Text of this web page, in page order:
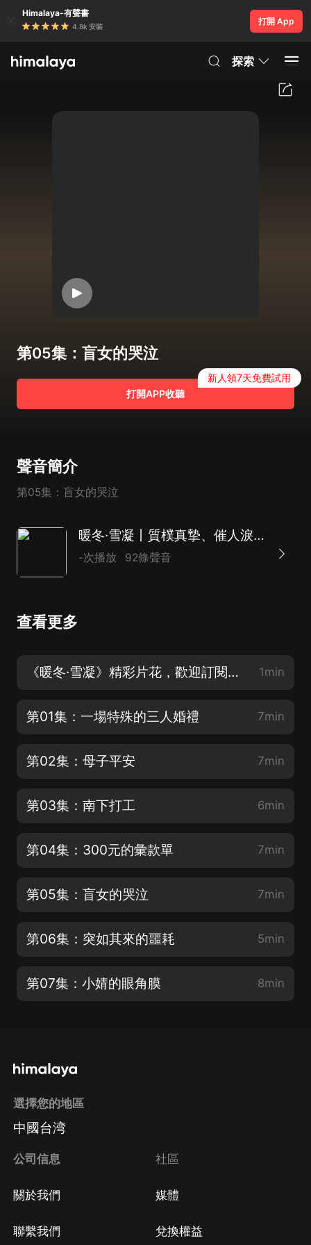
Himalaya-有聲書
4.8k 安裝
打開 App
探索
第05集：盲女的哭泣
打開APP收聽
新人領7天免費試用
聲音簡介
第05集：盲女的哭泣
暖冬·雪凝丨質樸真摯、催人淚下的尋親版《人世間》
-次播放 92條聲音
查看更多
《暖冬·雪凝》精彩片花，歡迎訂閱收聽 1min
第01集：一場特殊的三人婚禮 7min
第02集：母子平安 7min
第03集：南下打工 6min
第04集：300元的彙款單 7min
第05集：盲女的哭泣 7min
第06集：突如其來的噩耗 5min
第07集：小婧的眼角膜 8min
選擇您的地區
中國台湾
公司信息
關於我們
聯繫我們
社區
媒體
兌換權益